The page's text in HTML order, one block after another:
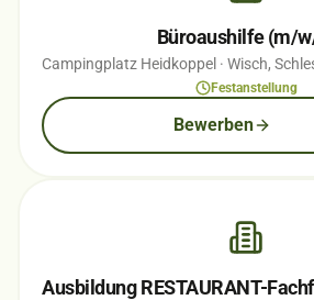
Büroaushilfe (m/
Campingplatz Heidkoppel · Wisch,
Festanstellung
Bewerben